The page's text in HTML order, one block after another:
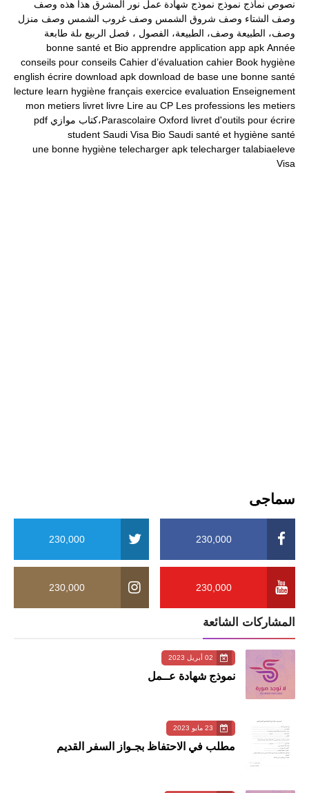
نصوص نماذج نموذج نموذج شهادة عمل نور المشرق هذا هذه وصف
وصف الشتاء وصف شروق الشمس وصف غروب الشمس وصف منزل
وصف، الطبيعة وصف، الطبيعة، الفصول ، فصل الربيع ىلة طابعة
Année
apk
app
application
apprendre
Bio
bonne santé et
hygiène
Book
cahier
Cahier d’évaluation
conseils
conseils pour
une bonne santé
de base
download
download apk
écrire
english
Enseignement
evaluation
exercice
français
hygiène
learn
lecture
les metiers
Les professions
Lire au CP
livre
livret
metiers
mon
livret d'outils pour écrire
Oxford Parascolaire،كتاب موازي
pdf
santé
santé et hygiène
Saudi
Saudi Visa Bio
student
talabiaeleve
telecharger
telecharger apk
une bonne hygiène
Visa
سماجی
230,000
230,000
230,000
230,000
المشاركات الشائعة
02 أبريل 2023
نموذج شهادة عــمل
23 مايو 2023
مطلب في الاحتفاظ بجـواز السفر القديم